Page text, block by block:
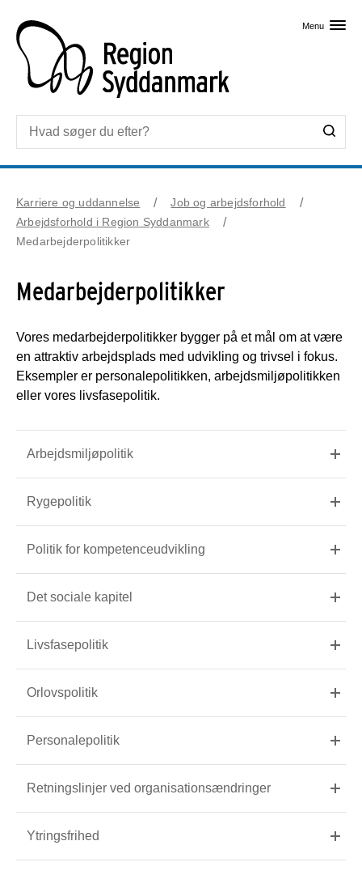
Menu
Karriere og uddannelse
Job og arbejdsforhold
Arbejdsforhold i Region Syddanmark
Medarbejderpolitikker
Medarbejderpolitikker
Vores medarbejderpolitikker bygger på et mål om at være
en attraktiv arbejdsplads med udvikling og trivsel i fokus.
Eksempler er personalepolitikken, arbejdsmiljøpolitikken
eller vores livsfasepolitik.
Arbejdsmiljøpolitik
Rygepolitik
Politik for kompetenceudvikling
Det sociale kapitel
Livsfasepolitik
Orlovspolitik
Personalepolitik
Retningslinjer ved organisationsændringer
Ytringsfrihed